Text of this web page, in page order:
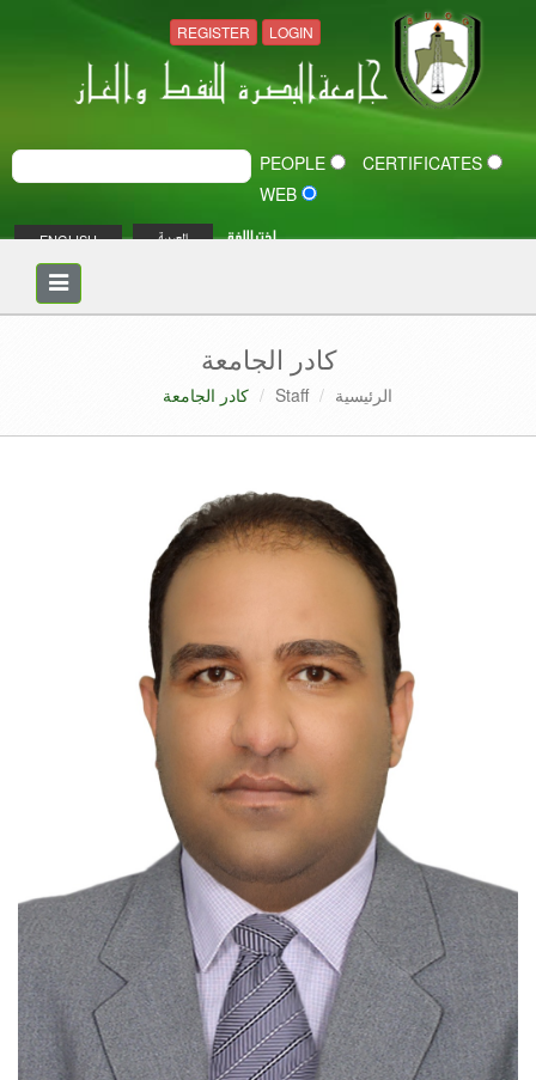
LOGIN
REGISTER
اختر اللغة العربية ENGLISH
Toggle
navigation
كادر الجامعة
الرئيسية Staff كادر الجامعة